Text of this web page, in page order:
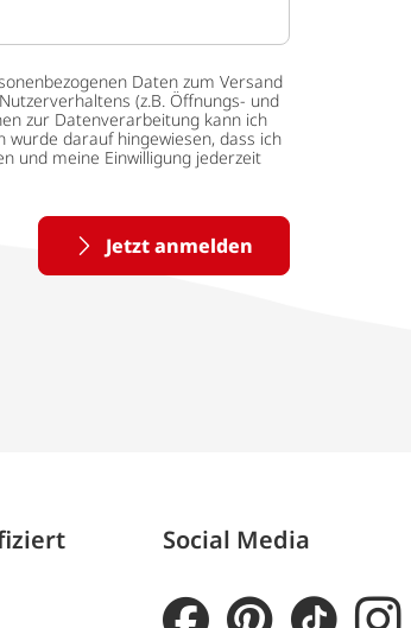
Daten zum Versand
(z.B. Öffnungs- und
zur Datenverarbeitung kann ich
wurde darauf hingewiesen, dass ich
und meine Einwilligung jederzeit
Jetzt anmelden
Social Media